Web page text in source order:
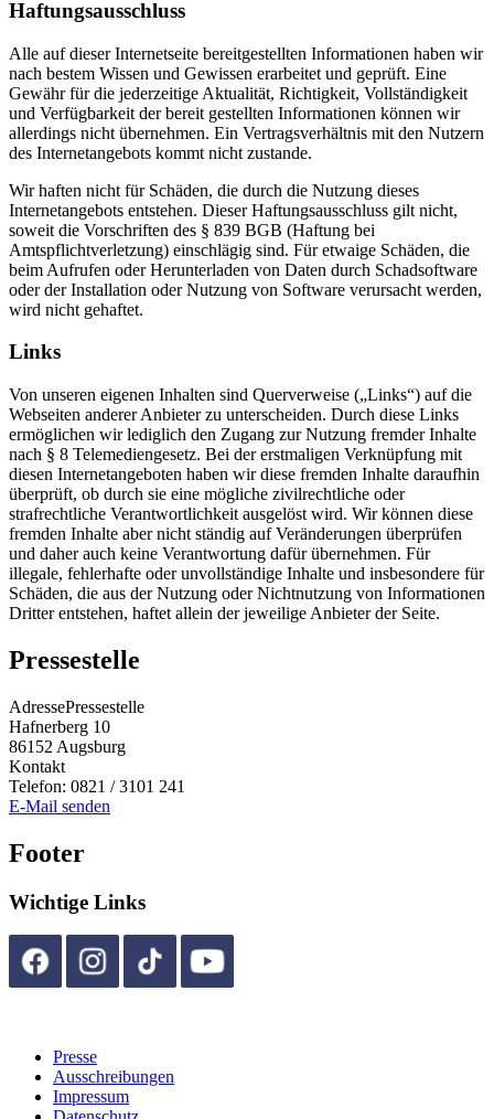
Haftungsausschluss
Alle auf dieser Internetseite bereitgestellten Informationen haben wir
nach bestem Wissen und Gewissen erarbeitet und geprüft. Eine
Gewähr für die jederzeitige Aktualität, Richtigkeit, Vollständigkeit
und Verfügbarkeit der bereit gestellten Informationen können wir
allerdings nicht übernehmen. Ein Vertragsverhältnis mit den Nutzern
des Internetangebots kommt nicht zustande.
Wir haften nicht für Schäden, die durch die Nutzung dieses
Internetangebots entstehen. Dieser Haftungsausschluss gilt nicht,
soweit die Vorschriften des § 839 BGB (Haftung bei
Amtspflichtverletzung) einschlägig sind. Für etwaige Schäden, die
beim Aufrufen oder Herunterladen von Daten durch Schadsoftware
oder der Installation oder Nutzung von Software verursacht werden,
wird nicht gehaftet.
Links
Von unseren eigenen Inhalten sind Querverweise („Links“) auf die
Webseiten anderer Anbieter zu unterscheiden. Durch diese Links
ermöglichen wir lediglich den Zugang zur Nutzung fremder Inhalte
nach § 8 Telemediengesetz. Bei der erstmaligen Verknüpfung mit
diesen Internetangeboten haben wir diese fremden Inhalte daraufhin
überprüft, ob durch sie eine mögliche zivilrechtliche oder
strafrechtliche Verantwortlichkeit ausgelöst wird. Wir können diese
fremden Inhalte aber nicht ständig auf Veränderungen überprüfen
und daher auch keine Verantwortung dafür übernehmen. Für
illegale, fehlerhafte oder unvollständige Inhalte und insbesondere für
Schäden, die aus der Nutzung oder Nichtnutzung von Informationen
Dritter entstehen, haftet allein der jeweilige Anbieter der Seite.
Pressestelle
AdressePressestelle
Hafnerberg 10
86152 Augsburg
Kontakt
Telefon: 0821 / 3101 241
E-Mail senden
Footer
Wichtige Links
Presse
Ausschreibungen
Impressum